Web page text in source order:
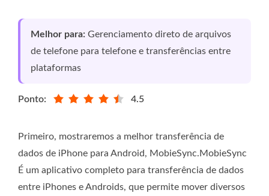
Melhor para: Gerenciamento direto de arquivos
de telefone para telefone e transferências entre
plataformas
Ponto: 4.5
Primeiro, mostraremos a melhor transferência de
dados de iPhone para Android, MobieSync.MobieSync
É um aplicativo completo para transferência de dados
entre iPhones e Androids, que permite mover diversos